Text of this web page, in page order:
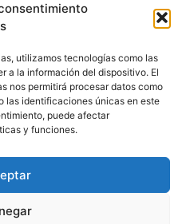
utilizamos tecnologías como las
a la información del dispositivo. El
nos permitirá procesar datos como
las identificaciones únicas en este
puede afectar
y funciones.
apartados, imagenes o